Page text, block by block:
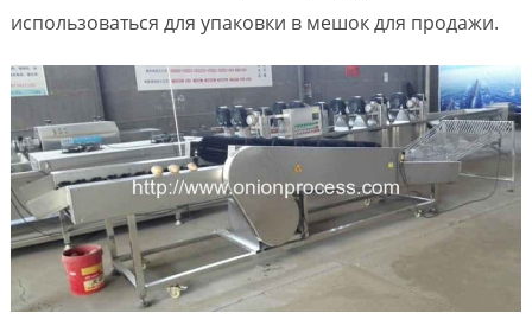
использоваться для упаковки в мешок для продажи.